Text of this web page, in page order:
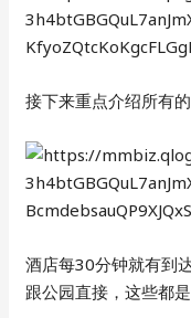
接下来重点介绍所有
酒店每30分钟就有到
跟公园直接，这些都是